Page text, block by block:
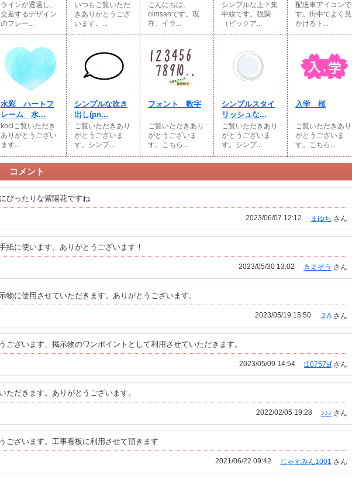
ラインが透過し、
交差するデザイン
のフレー...
いつもご覧いただ
きありがとうござ
います。...
こんにちは。
oimsanです。現
在、イラ...
シンプルな上下集
中線です。強調
（ピックア...
配送車アイコンで
す。街中でよく見
かけるト...
水彩 ハートフ
レーム 水...
kociご覧いただき
ありがとうござい
ます...
シンプルな吹き
出し(pn...
ご覧いただきあり
がとうございま
す。シンプ...
フォント 数字
ご覧いただきあり
がとうございま
す。こちら...
シンプルスタイ
リッシュな...
ご覧いただきあり
がとうございま
す。シンプ...
入学 桜
ご覧いただきあり
がとうございま
す。こちら...
コメント
ぴったりな紫陽花ですね
まゆち さん
2023/06/07 12:12
紙に使います。ありがとうございます！
きよぞう さん
2023/05/30 13:02
物に使用させていただきます。ありがとうございます。
２A さん
2023/05/19 15:50
ございます、掲示物のワンポイントとして利用させていただきます。
t10757sfさん
2023/05/09 14:54
ただきます。ありがとうございます。
♪♪♪ さん
2022/02/05 19:28
ございます。工事看板に利用させて頂きます
じゃすみん1001 さん
2021/06/22 09:42